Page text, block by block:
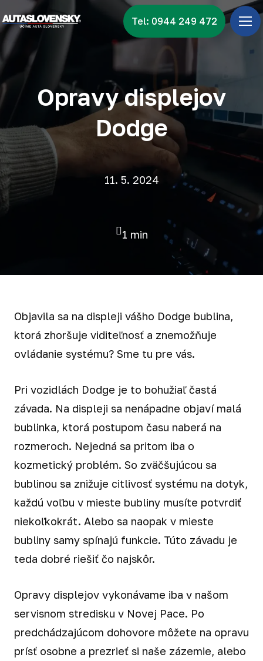
Tel: 0944 249 472
Opravy displejov
Dodge
11. 5. 2024
1 min
Objavila sa na displeji vášho Dodge bublina,
ktorá zhoršuje viditeľnosť a znemožňuje
ovládanie systému? Sme tu pre vás.
Pri vozidlách Dodge je to bohužiaľ častá
závada. Na displeji sa nenápadne objaví malá
bublinka, ktorá postupom času naberá na
rozmeroch. Nejedná sa pritom iba o
kozmetický problém. So zväčšujúcou sa
bublinou sa znižuje citlivosť systému na dotyk,
každú voľbu v mieste bubliny musíte potvrdiť
niekoľkokrát. Alebo sa naopak v mieste
bubliny samy spínajú funkcie. Túto závadu je
teda dobré riešiť čo najskôr.
Opravy displejov vykonávame iba v našom
servisnom stredisku v Novej Pace. Po
predchádzajúcom dohovore môžete na opravu
prísť osobne a prezrieť si naše zázemie, alebo